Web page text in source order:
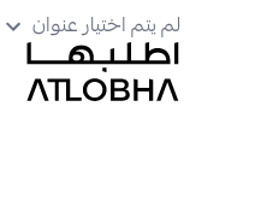
لم يتم اختيار عنوان